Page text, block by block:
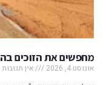
מחפשים את הזוכים
אוגוסט 4, 2026 אין תגובות